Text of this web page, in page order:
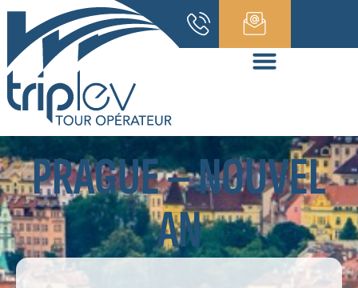
PRAGUE – NOUVEL
AN